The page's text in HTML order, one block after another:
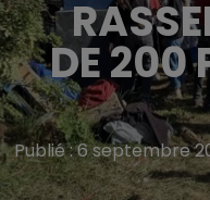
DE 200
Publié : 6 septembre